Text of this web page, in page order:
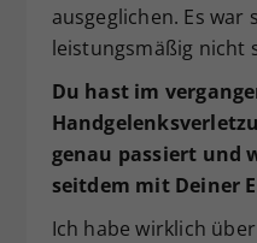
ausgeglichen. Es war
leistungsmäßig nicht
Du hast im
genau passiert und
seitdem mit Deiner
Ich habe wirklich